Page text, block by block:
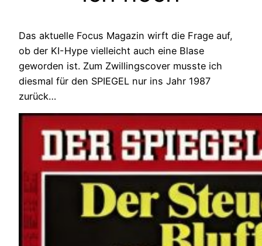
Das aktuelle Focus Magazin wirft die Frage auf,
ob der KI-Hype vielleicht auch eine Blase
geworden ist. Zum Zwillingscover musste ich
diesmal für den SPIEGEL nur ins Jahr 1987
zurück…